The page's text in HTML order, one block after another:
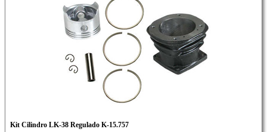
Kit Cilindro LK-38 Regulado K-15.757